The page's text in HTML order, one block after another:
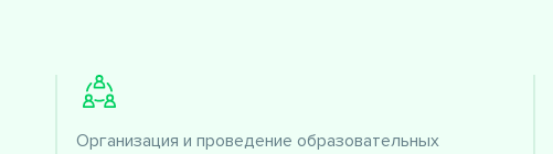
Организация и проведение образовательных